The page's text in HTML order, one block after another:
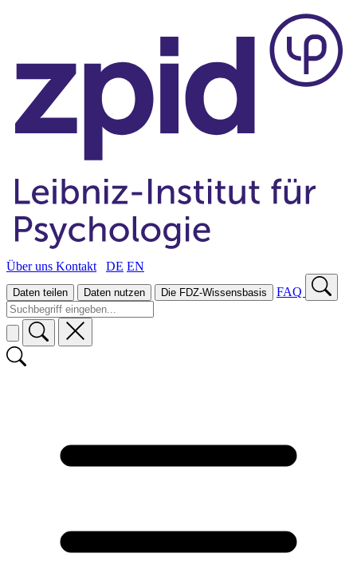
Über uns Kontakt DE EN
Daten teilen Daten nutzen Die FDZ-Wissensbasis FAQ